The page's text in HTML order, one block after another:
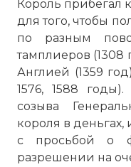
Король прибегал
для того, чтобы
по разным
тамплиеров (1308
Англией (1359
1576, 1588
созыва
короля в
с просьбой о
разрешении на